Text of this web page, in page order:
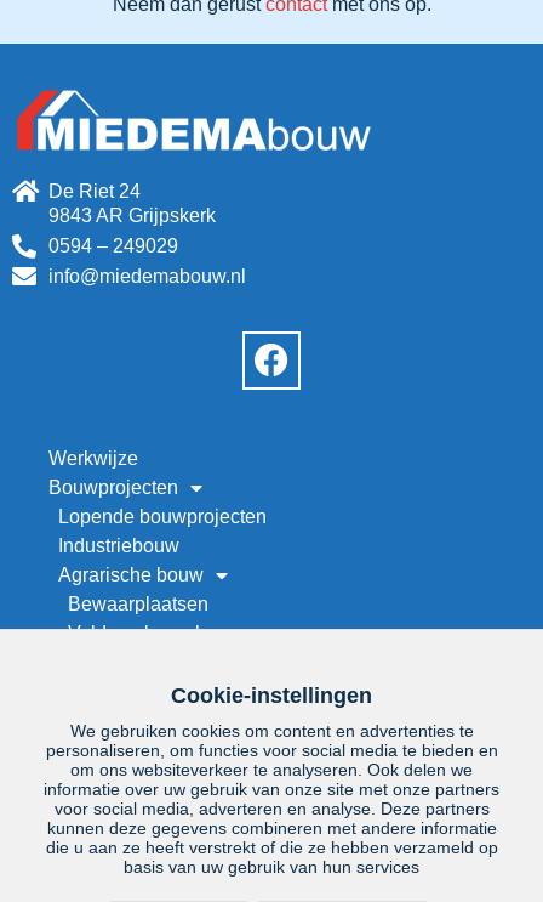
Neem dan gerustcontact met ons op.
De Riet 24
9843 AR Grijpskerk
0594 – 249029
info@miedemabouw.nl
Werkwijze
Bouwprojecten
Lopende bouwprojecten
Industriebouw
Agrarische bouw
Bewaarplaatsen
Veld- en kapschuren
Stallenbouw
Maneges en rijhallen
Droogwand op maat
Renovatie
Project zoeken
Over ons
Offerteaanvraag
Cookie-instellingen
We gebruiken cookies om content en advertenties te
personaliseren, om functies voor social media te bieden en
om ons websiteverkeer te analyseren. Ook delen we
informatie over uw gebruik van onze site met onze partners
voor social media, adverteren en analyse. Deze partners
kunnen deze gegevens combineren met andere informatie
die u aan ze heeft verstrekt of die ze hebben verzameld op
basis van uw gebruik van hun services